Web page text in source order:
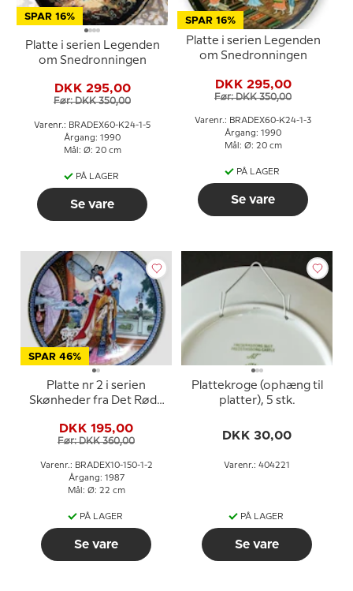
SPAR 16%
Platte i serien Legenden
om Snedronningen
DKK 295,00
Før: DKK 350,00
Varenr.: BRADEX60-K24-1-5
Årgang: 1990
Mål: Ø: 20 cm
PÅ LAGER
Se vare
SPAR 16%
Platte i serien Legenden
om Snedronningen
DKK 295,00
Før: DKK 350,00
Varenr.: BRADEX60-K24-1-3
Årgang: 1990
Mål: Ø: 20 cm
PÅ LAGER
Se vare
SPAR 46%
Platte nr 2 i serien
Skønheder fra Det Røde
DKK 195,00
Før: DKK 360,00
Varenr.: BRADEX10-150-1-2
Årgang: 1987
Mål: Ø: 22 cm
PÅ LAGER
Se vare
Plattekroge (ophæng til
platter), 5 stk.
DKK 30,00
Varenr.: 404221
PÅ LAGER
Se vare